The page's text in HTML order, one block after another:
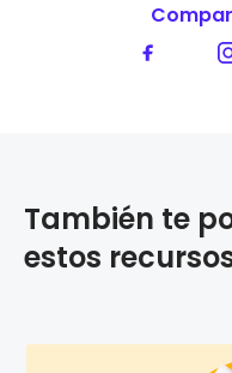
También te
estos